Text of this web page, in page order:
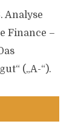
Analyse
Finance –
(„A-“).